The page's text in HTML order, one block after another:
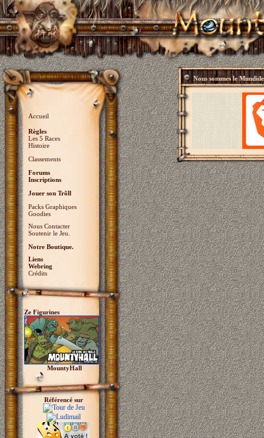
Accueil
Règles
Les 5 Races
Histoire
Classements
Forums
Inscriptions
Jouer son Trõll
Packs Graphiques
Goodies
Nous Contacter
Soutenir le Jeu.
Notre Boutique.
Liens
Webring
Crédits
Ze Figurines
MountyHall
Référencé sur
Nous sommes le